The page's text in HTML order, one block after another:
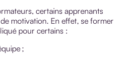
certains apprenants
motivation. En effet, se former
pour certains :
;